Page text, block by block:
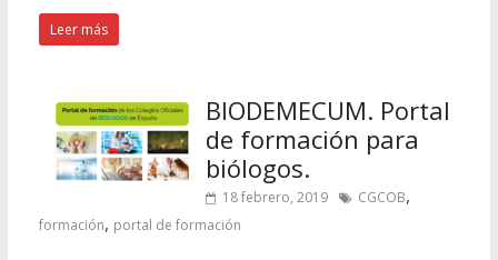
Leer más
BIODEMECUM. Portal
de formación para
biólogos.
18 febrero, 2019 CGCOB,
formación, portal de formación